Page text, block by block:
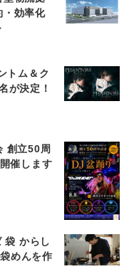
・効率化
トム＆ク
が決定！
創立50周
催します
袋 からし
めんを作